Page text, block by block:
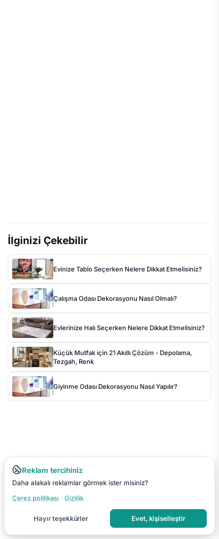
İlginizi Çekebilir
Evinize Tablo Seçerken Nelere Dikkat Etmelisiniz?
Çalışma Odası Dekorasyonu Nasıl Olmalı?
Evlerinize Halı Seçerken Nelere Dikkat Etmelisiniz?
Küçük Mutfak için 21 Akıllı Çözüm - Depolama,
Tezgah, Renk
Giyinme Odası Dekorasyonu Nasıl Yapılır?
Reklam tercihiniz
Daha alakalı reklamlar görmek ister misiniz?
Çerez politikası · Gizlilik
Hayır teşekkürler Evet, kişiselleştir